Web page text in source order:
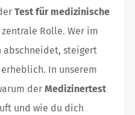
Test für medizinische
Rolle. Wer im
abschneidet, steigert
In unserem
der Medizinertest
und wie du dich